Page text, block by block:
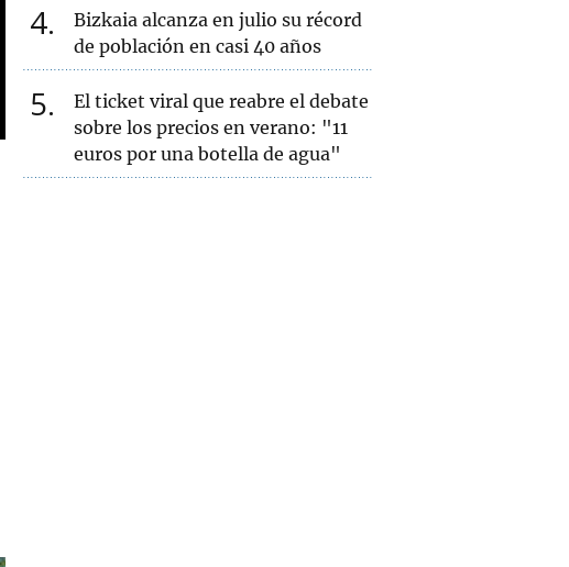
4
Bizkaia alcanza en julio su récord
de población en casi 40 años
5
El ticket viral que reabre el debate
sobre los precios en verano: "11
euros por una botella de agua"